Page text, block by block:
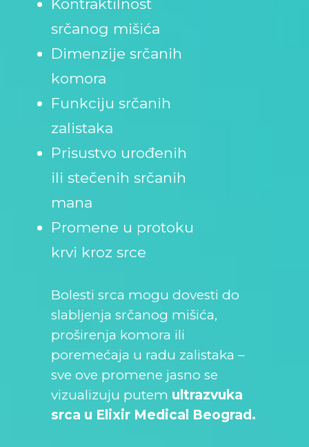
Kontraktilnost
srčanog mišića
Dimenzije srčanih
komora
Funkciju srčanih
zalistaka
Prisustvo urođenih
ili stečenih srčanih
mana
Promene u protoku
krvi kroz srce
Bolesti srca mogu dovesti do
slabljenja srčanog mišića,
proširenja komora ili
poremećaja u radu zalistaka –
sve ove promene jasno se
vizualizuju putem ultrazvuka
srca u Elixir Medical Beograd.